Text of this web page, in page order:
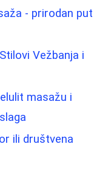
- prirodan put
Vežbanja i
masažu i
ili društvena